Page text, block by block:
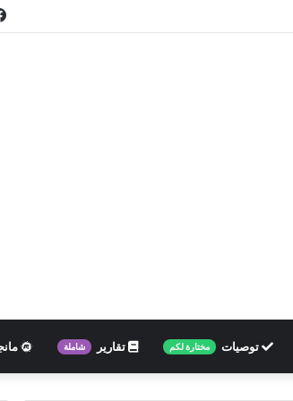
توصيات مختارة لكم تقارير شاملة